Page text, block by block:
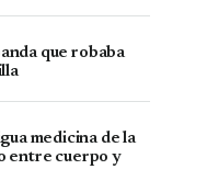
que robaba
medicina de la
entre cuerpo y